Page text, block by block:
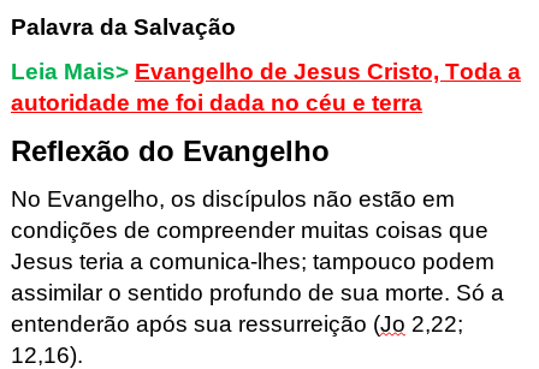
Palavra da Salvação
Leia Mais> Evangelho de Jesus Cristo, Toda a
autoridade me foi dada no céu e terra
Reflexão do Evangelho
No Evangelho, os discípulos não estão em
condições de compreender muitas coisas que
Jesus teria a comunica-lhes; tampouco podem
assimilar o sentido profundo de sua morte. Só a
entenderão após sua ressurreição (Jo 2,22;
12,16).